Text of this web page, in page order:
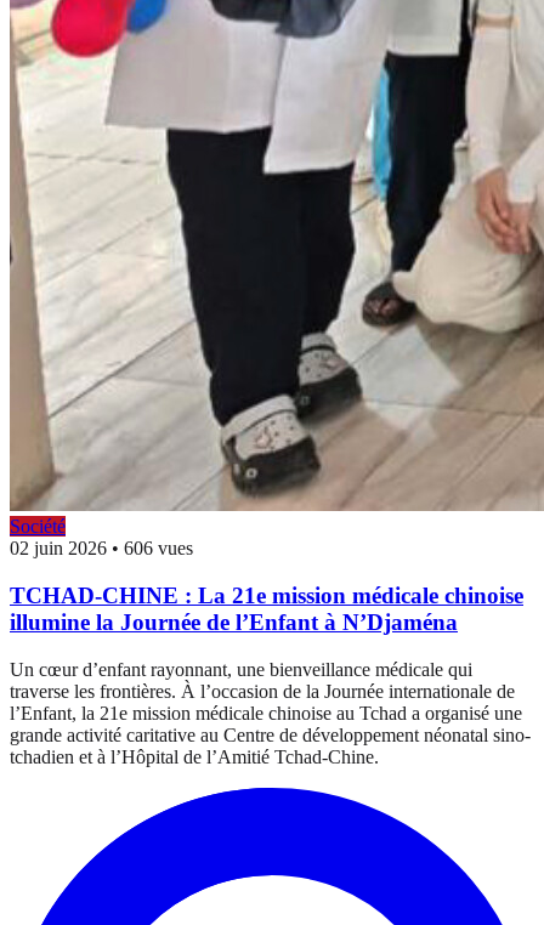
Société
02 juin 2026 • 606 vues
TCHAD-CHINE : La 21e mission médicale chinoise
illumine la Journée de l’Enfant à N’Djaména
Un cœur d’enfant rayonnant, une bienveillance médicale qui
traverse les frontières. À l’occasion de la Journée internationale de
l’Enfant, la 21e mission médicale chinoise au Tchad a organisé une
grande activité caritative au Centre de développement néonatal sino-
tchadien et à l’Hôpital de l’Amitié Tchad-Chine.